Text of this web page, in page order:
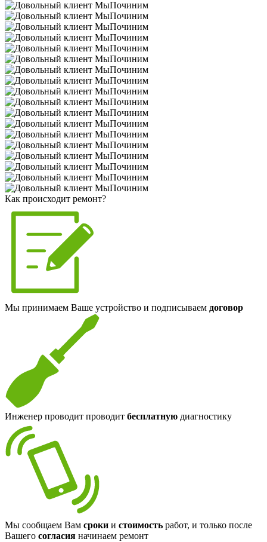
Как происходит ремонт?
Мы принимаем Ваше устройство и подписываем договор
Инженер проводит проводит бесплатную диагностику
Мы сообщаем Вам сроки и стоимость работ, и только после
Вашего согласия начинаем ремонт